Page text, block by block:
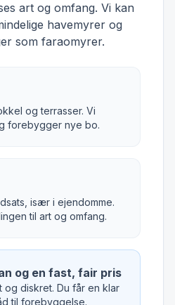
art og omfang. Vi kan
havemyrer og
som faraomyrer.
og terrasser. Vi
forebygger nye bo.
især i ejendomme.
til art og omfang.
og en fast, fair pris
diskret. Du får en klar
til forebyggelse.